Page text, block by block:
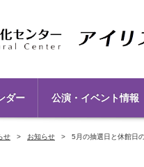
ダー 公演・イベント情報
せ お知らせ 5月の抽選日と休館日